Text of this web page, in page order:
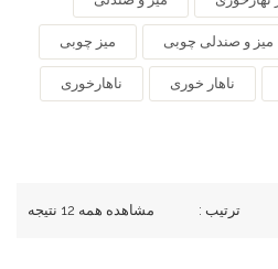
میز و صندلی چوبی میز چوبی
ناهار خوری ناهارخوری
مشاهده همه 12 نتیجه ترتیب :